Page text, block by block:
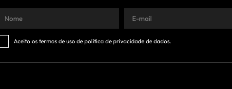
Aceito os termos de uso depolítica de privacidade de dados.